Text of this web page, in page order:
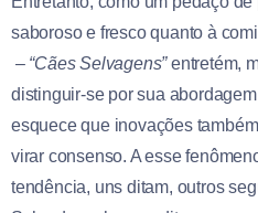
saboroso e fresco quanto à
– “Cães Selvagens”entretém,
distinguir-se por sua
esquece que inovações
virar consenso. A esse
tendência, uns ditam, outros